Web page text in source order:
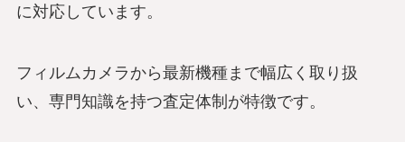
に対応しています。
フィルムカメラから最新機種まで幅広く取り扱
い、専門知識を持つ査定体制が特徴です。